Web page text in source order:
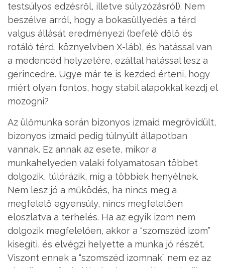
testsúlyos edzésről, illetve súlyzózásról). Nem
beszélve arról, hogy a bokasüllyedés a térd
valgus állását eredményezi (befelé dőlő és
rotáló térd, köznyelvben X-láb), és hatással van
a medencéd helyzetére, ezáltal hatással lesz a
gerincedre. Ugye már te is kezded érteni, hogy
miért olyan fontos, hogy stabil alapokkal kezdj el
mozogni?
Az ülőmunka során bizonyos izmaid megrövidült,
bizonyos izmaid pedig túlnyúlt állapotban
vannak. Ez annak az esete, mikor a
munkahelyeden valaki folyamatosan többet
dolgozik, túlórázik, míg a többiek henyélnek.
Nem lesz jó a működés, ha nincs meg a
megfelelő egyensúly, nincs megfelelően
eloszlatva a terhelés. Ha az egyik izom nem
dolgozik megfelelően, akkor a “szomszéd izom”
kisegíti, és elvégzi helyette a munka jó részét.
Viszont ennek a “szomszéd izomnak” nem ez az